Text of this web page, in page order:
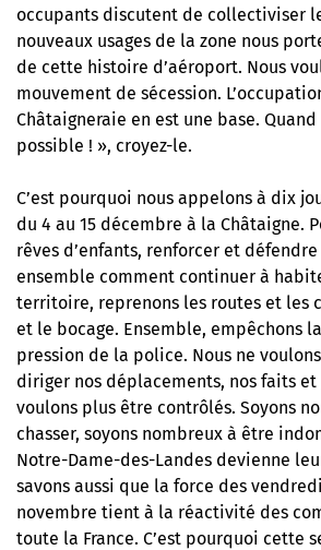
occupants discutent de collectiviser
nouveaux usages de la zone nous
de cette histoire d’aéroport. Nous
mouvement de sécession.
Châtaigneraie en est une base.
possible ! », croyez-le.
C’est pourquoi nous appelons à dix
du 4 au 15 décembre à la Châtaigne.
rêves d’enfants, renforcer et
ensemble comment continuer à
territoire, reprenons les routes et les
et le bocage. Ensemble, empêchons
pression de la police. Nous ne
diriger nos déplacements, nos faits et
voulons plus être contrôlés. Soyons
chasser, soyons nombreux à être
Notre-Dame-des-Landes devienne
savons aussi que la force des
novembre tient à la réactivité des
toute la France. C’est pourquoi cette